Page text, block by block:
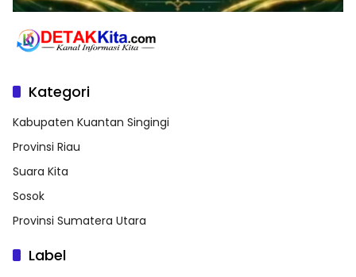
Kategori
Kabupaten Kuantan Singingi
Provinsi Riau
Suara Kita
Sosok
Provinsi Sumatera Utara
Label